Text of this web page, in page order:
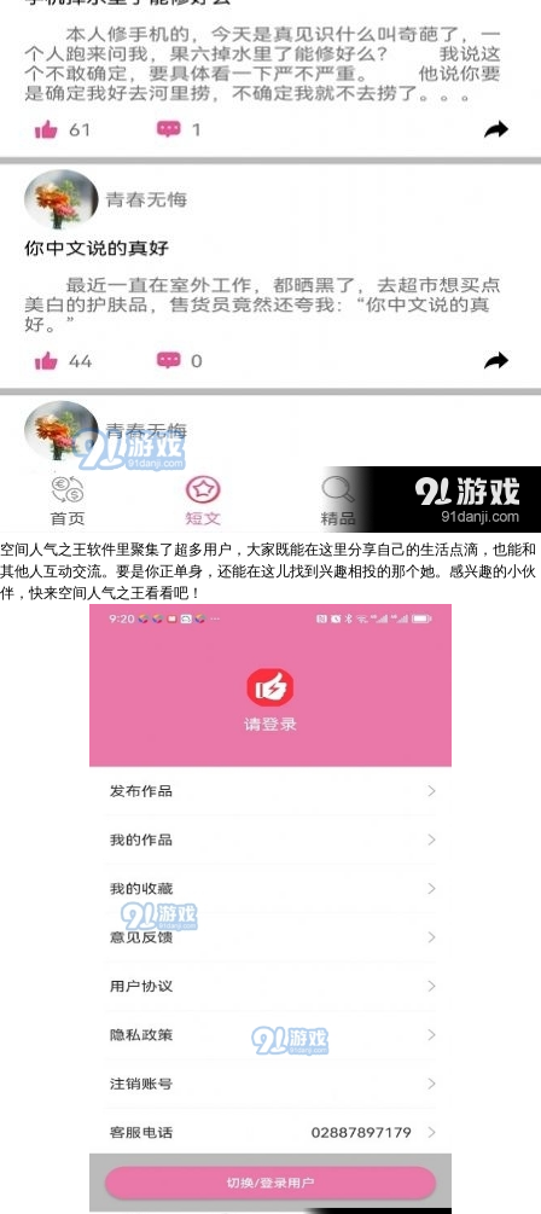
空间人气之王软件里聚集了超多用户，大家既能在这里分享自己的生活点滴，也能和
其他人互动交流。要是你正单身，还能在这儿找到兴趣相投的那个她。感兴趣的小伙
伴，快来空间人气之王看看吧！